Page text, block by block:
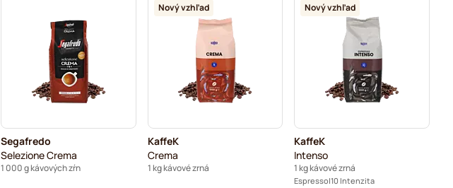
Delonghi – zrnkové kávy na espresso
Segafredo
Selezione Crema
1 000 g kávových zŕn
Nový vzhľad
KaffeK
Crema
1 kg kávové zrná
Nový vzhľad
KaffeK
Intenso
1 kg kávové zrná
Espresso 10 Intenzita